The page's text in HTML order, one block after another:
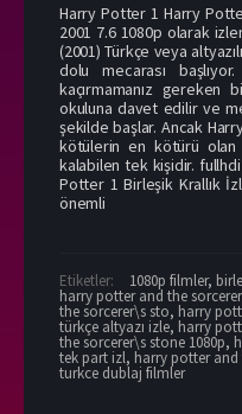
Harry Potter 1 Harry
2001 7.6 1080p olarak
(2001) Türkçe veya
dolu mecarası
kaçırmamanız
okuluna davet edilir ve
şekilde başlar. Ancak
kötülerin en kötürü olan
kalabilen tek kişidir.
Potter 1 Birleşik Krallık
önemli
Etiketler: 1080p filmler,
harry potter and the
the sorcerer\s sto, harry
türkçe altyazı izle, harry
the sorcerer\s stone 1080p,
tek part izl, harry potter and
turkce dublaj filmler